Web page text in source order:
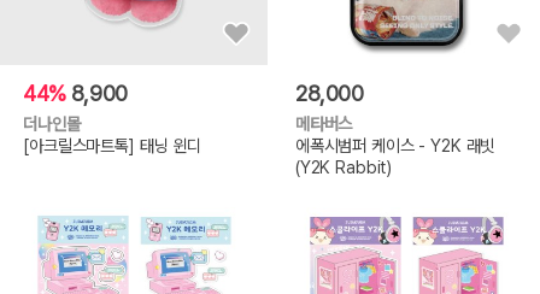
44% 8,900
더나인몰
[아크릴스마트톡] 태닝 윈디
28,000
메타버스
에폭시범퍼 케이스 - Y2K 래빗
(Y2K Rabbit)